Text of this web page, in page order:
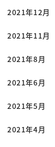
2021年12月
2021年11月
2021年8月
2021年6月
2021年5月
2021年4月